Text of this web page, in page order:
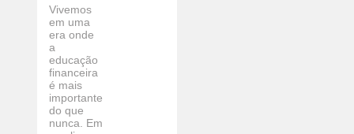
Vivemos
em uma
era onde
a
educação
financeira
é mais
importante
do que
nunca. Em